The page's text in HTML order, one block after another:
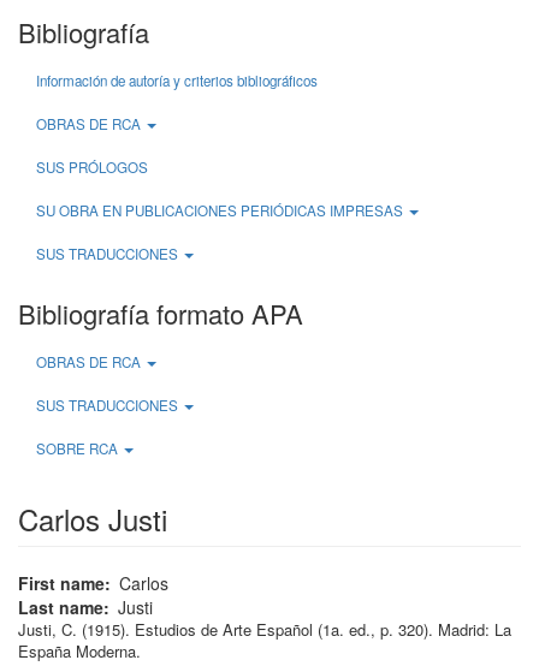
Bibliografía
Información de autoría y criterios bibliográficos
OBRAS DE RCA
SUS PRÓLOGOS
SU OBRA EN PUBLICACIONES PERIÓDICAS IMPRESAS
SUS TRADUCCIONES
Bibliografía formato APA
OBRAS DE RCA
SUS TRADUCCIONES
SOBRE RCA
Carlos Justi
First name Carlos
Last name Justi
Justi, C. (1915). Estudios de Arte Español (1a. ed., p. 320). Madrid: La
España Moderna.